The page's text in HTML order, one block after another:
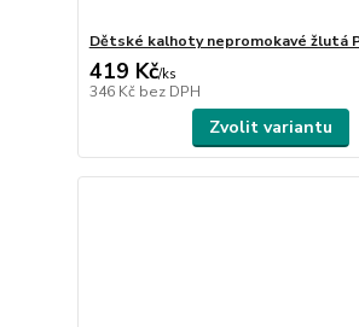
Dětské kalhoty nepromokavé žlutá
419 Kč/ks
346 Kč bez DPH
Zvolit variantu